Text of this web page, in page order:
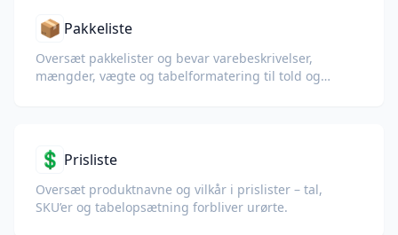
📦 Pakkeliste
Oversæt pakkelister og bevar varebeskrivelser,
mængder, vægte og tabelformatering til told og
💲 Prisliste
Oversæt produktnavne og vilkår i prislister – tal,
SKU’er og tabelopsætning forbliver urørte.